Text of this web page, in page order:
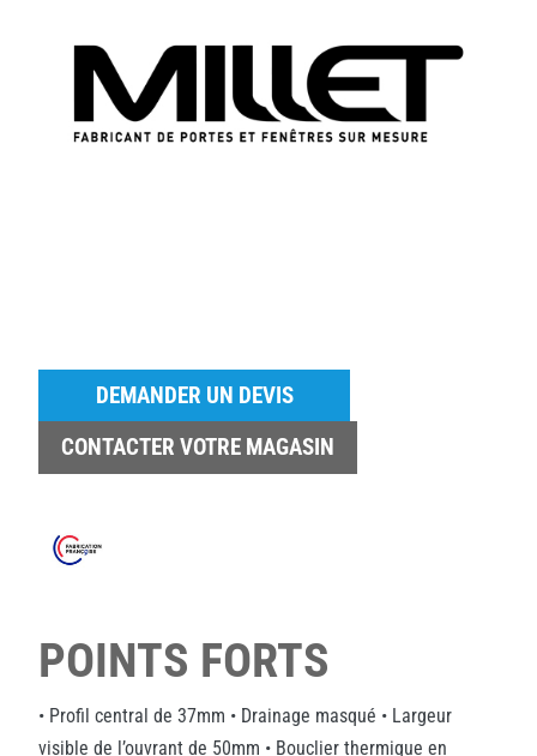
DEMANDER UN DEVIS
CONTACTER VOTRE MAGASIN
POINTS FORTS
• Profil central de 37mm • Drainage masqué • Largeur
visible de l’ouvrant de 50mm • Bouclier thermique en